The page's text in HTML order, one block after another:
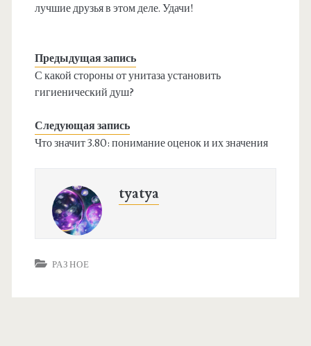
лучшие друзья в этом деле. Удачи!
Предыдущая запись
С какой стороны от унитаза установить
гигиенический душ?
Следующая запись
Что значит 3.80: понимание оценок и их значения
tyatya
РАЗНОЕ